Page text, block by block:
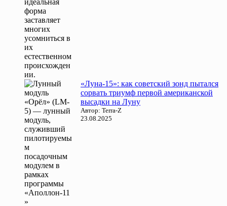
«Луна-15»: как советский зонд пытался
сорвать триумф первой американской
высадки на Луну
Автор: Terra-Z
23.08.2025